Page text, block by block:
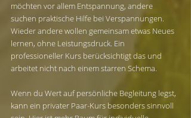
möchten vor allem Entspannung, andere
suchen praktische Hilfe bei Verspannungen.
Wieder andere wollen gemeinsam etwas Neues
lernen, ohne Leistungsdruck. Ein
professioneller Kurs berücksichtigt das und
arbeitet nicht nach einem starren Schema.
Wenn du Wert auf persönliche Begleitung legst,
kann ein privater Paar-Kurs besonders sinnvoll